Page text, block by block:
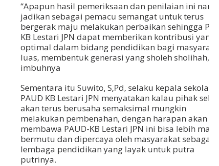
“Apapun hasil pemeriksaan dan penilaian ini nanti,
jadikan sebagai pemacu semangat untuk terus
bergerak maju melakukan perbaikan sehingga
KB Lestari JPN dapat memberikan kontribusi yang
optimal dalam bidang pendidikan bagi
luas, membentuk generasi yang sholeh sholihah,”
imbuhnya
Sementara itu Suwito, S,Pd, selaku kepala sekolah
PAUD KB Lestari JPN menyatakan kalau pihak
akan terus berusaha semaksimal mungkin
melakukan pembenahan, dengan harapan akan
membawa PAUD-KB Lestari JPN ini bisa lebih
bermutu dan dipercaya oleh masyarakat sebagai
lembaga pendidikan yang layak untuk putra
putrinya.